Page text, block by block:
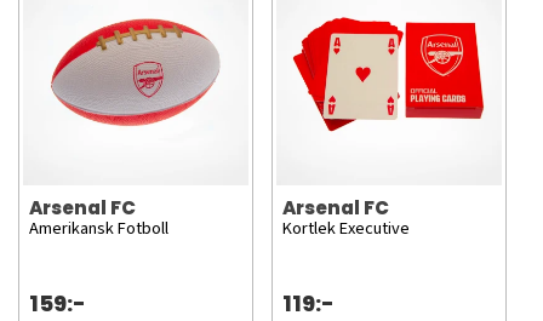
Arsenal FC
Amerikansk Fotboll
159:-
Arsenal FC
Kortlek Executive
119:-